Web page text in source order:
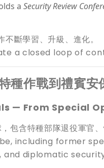
a Security Review
斷學習、升級、進化。
a closed loop of
作戰到禮賓安
— From Special
含特種部隊退役軍官、
including former
diplomatic